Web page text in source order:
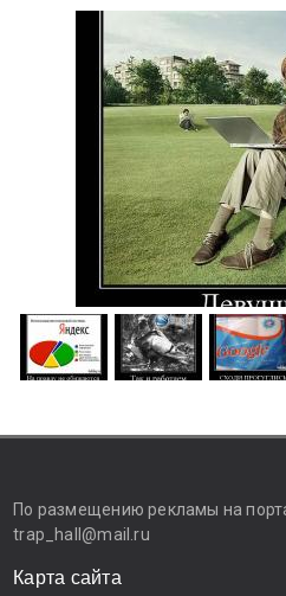
По размещению рекламы на
trap_hall@mail.ru
Карта сайта